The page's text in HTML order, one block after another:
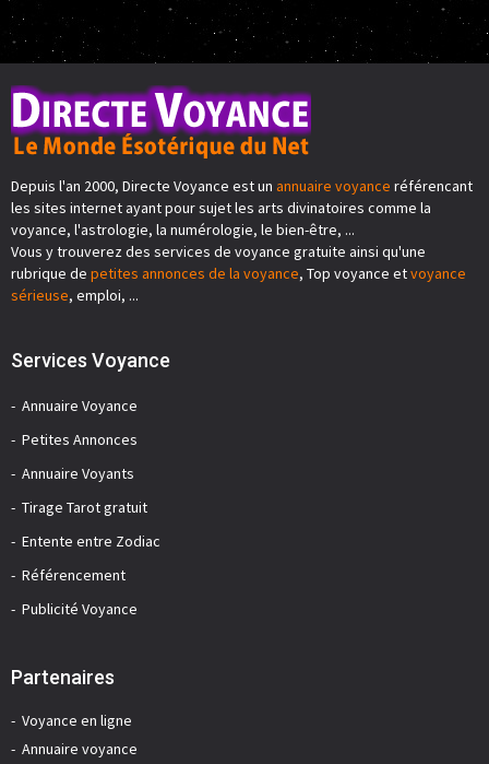
Depuis l'an 2000, Directe Voyance est un annuaire voyance référencant
les sites internet ayant pour sujet les arts divinatoires comme la
voyance, l'astrologie, la numérologie, le bien-être, ...
Vous y trouverez des services de voyance gratuite ainsi qu'une
rubrique de petites annonces de la voyance, Top voyance etvoyance
sérieuse, emploi, ...
Services Voyance
Annuaire Voyance
Petites Annonces
Annuaire Voyants
Tirage Tarot gratuit
Entente entre Zodiac
Référencement
Publicité Voyance
Partenaires
Voyance en ligne
Annuaire voyance